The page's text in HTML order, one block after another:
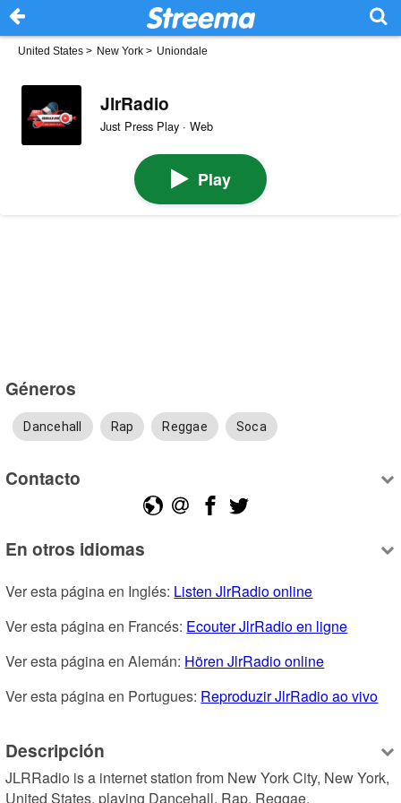
United States > New York > Uniondale
JlrRadio
Just Press Play · Web
Play
Géneros
Dancehall Rap Reggae Soca
Contacto
En otros idiomas
Ver esta página en Inglés: Listen JlrRadio online
Ver esta página en Francés: Ecouter JlrRadio en ligne
Ver esta página en Alemán: Hören JlrRadio online
Ver esta página en Portugues: Reproduzir JlrRadio ao vivo
Descripción
JLRRadio is a internet station from New York City, New York,
United States, playing Dancehall, Rap, Reggae.